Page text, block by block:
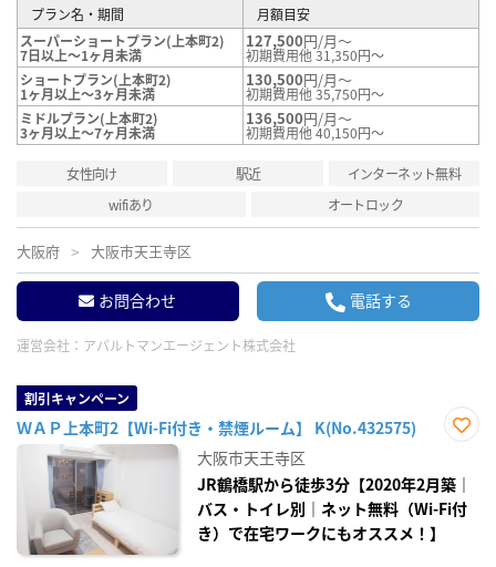
プラン名・期間
月額目安
スーパーショートプラン(上本町2)
7日以上～1ヶ月未満
127,500円/月～
初期費用他 31,350円～
ショートプラン(上本町2)
1ヶ月以上～3ヶ月未満
130,500円/月～
初期費用他 35,750円～
ミドルプラン(上本町2)
3ヶ月以上～7ヶ月未満
136,500円/月～
初期費用他 40,150円～
女性向け 駅近
インターネット無料
wifiあり
オートロック
大阪府 大阪市天王寺区
お問合わせ 電話する
運営会社： アパルトマンエージェント株式会社
割引キャンペーン
ＷＡＰ上本町2【Wi-Fi付き・禁煙ルーム】 K(No.432575)
り登
録
大阪市天王寺区
JR鶴橋駅から徒歩3分【2020年2月築｜
バス・トイレ別｜ネット無料（Wi-Fi付
き）で在宅ワークにもオススメ！】